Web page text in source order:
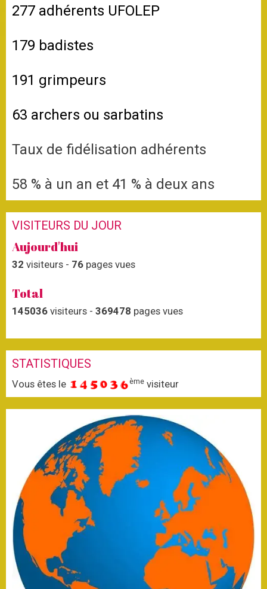
277 adhérents UFOLEP
179 badistes
191 grimpeurs
63 archers ou sarbatins
Taux de fidélisation adhérents
58 % à un an et 41 % à deux ans
VISITEURS DU JOUR
Aujourd'hui
32 visiteurs - 76 pages vues
Total
145036 visiteurs - 369478 pages vues
STATISTIQUES
Vous êtes le ème visiteur